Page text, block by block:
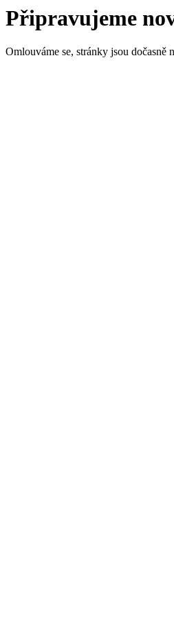
Připravujeme
Omlouváme se, stránky jsou dočasně